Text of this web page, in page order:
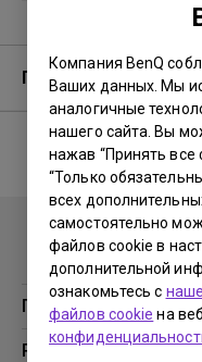
Компания BenQ
Ваших данных. Мы
аналогичные
нашего сайта. Вы
нажав “Принять все
“Только
всех
самостоятельно
файлов cookie в
дополнительной
ознакомьтесь с
файлов cookie на
Гарантия
No related
Продукция
Проекторы
Решения